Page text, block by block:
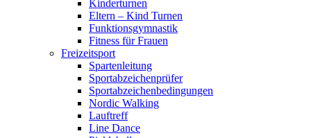
Kinderturnen
Eltern – Kind Turnen
Funktionsgymnastik
Fitness für Frauen
Freizeitsport
Spartenleitung
Sportabzeichenprüfer
Sportabzeichenbedingungen
Nordic Walking
Lauftreff
Line Dance